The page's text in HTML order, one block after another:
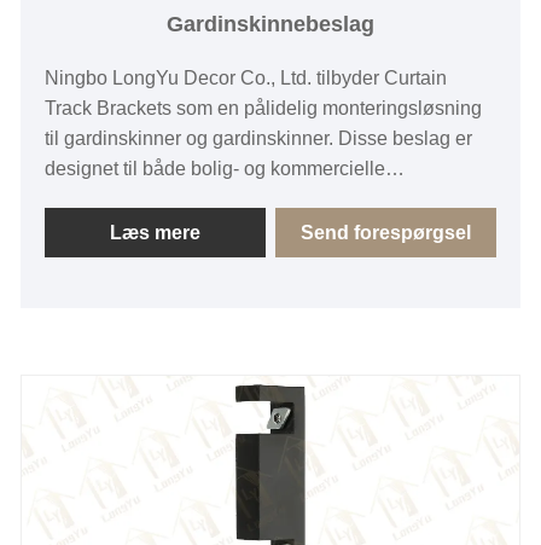
Gardinskinnebeslag
Ningbo LongYu Decor Co., Ltd. tilbyder Curtain
Track Brackets som en pålidelig monteringsløsning
til gardinskinner og gardinskinner. Disse beslag er
designet til både bolig- og kommercielle
diameter på 19 mm og er fremstillet af
aluminiumsmateriale for en balance mellem styrke
Læs mere Send forespørgsel